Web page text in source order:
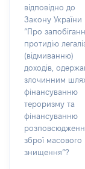
відповідно до
Закону України
“Про
протидію
(відмиванню)
доходів,
злочинним
фінансуванню
тероризму та
фінансуванню
зброї масового
знищення”?